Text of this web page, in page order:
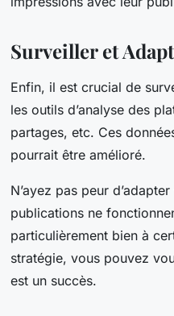
Surveiller et
Enfin, il est crucial de
les outils d’analyse des
partages, etc. Ces
pourrait être amélioré.
N’ayez pas peur
publications ne
particulièrement bien à
stratégie, vous pouvez
est un succès.